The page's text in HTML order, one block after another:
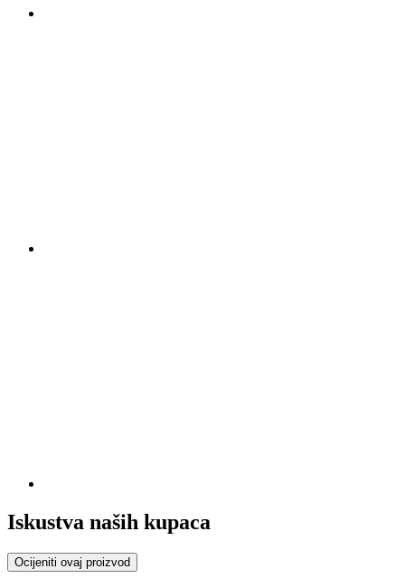
Iskustva naših kupaca
Ocijeniti ovaj proizvod